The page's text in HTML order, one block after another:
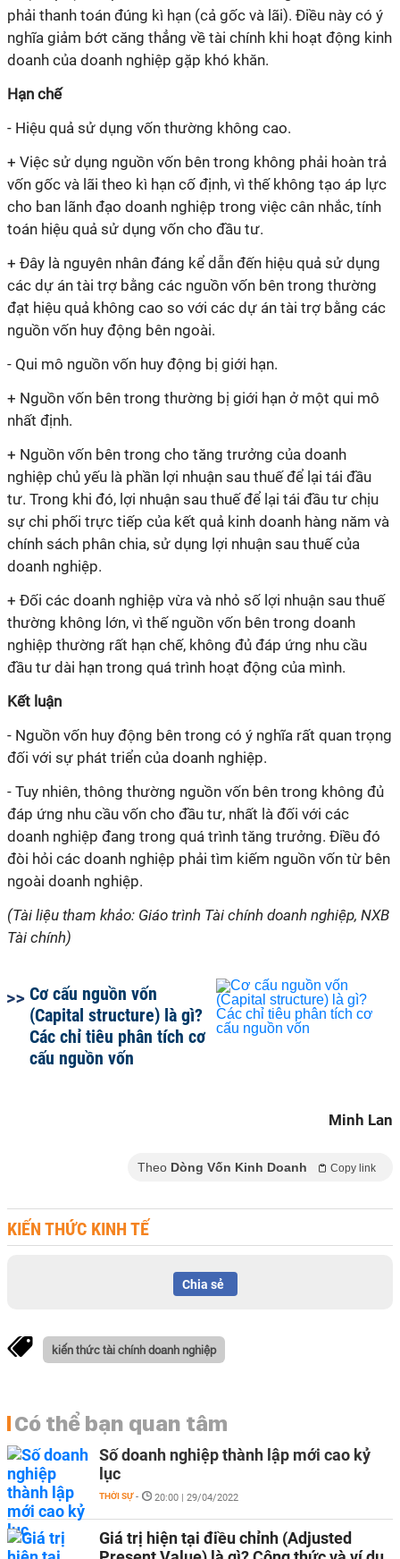
phải thanh toán đúng kì hạn (cả gốc và lãi). Điều này có ý
nghĩa giảm bớt căng thẳng về tài chính khi hoạt động kinh
doanh của doanh nghiệp gặp khó khăn.
Hạn chế
- Hiệu quả sử dụng vốn thường không cao.
+ Việc sử dụng nguồn vốn bên trong không phải hoàn trả
vốn gốc và lãi theo kì hạn cố định, vì thế không tạo áp lực
cho ban lãnh đạo doanh nghiệp trong việc cân nhắc, tính
toán hiệu quả sử dụng vốn cho đầu tư.
+ Đây là nguyên nhân đáng kể dẫn đến hiệu quả sử dụng
các dự án tài trợ bằng các nguồn vốn bên trong thường
đạt hiệu quả không cao so với các dự án tài trợ bằng các
nguồn vốn huy động bên ngoài.
- Qui mô nguồn vốn huy động bị giới hạn.
+ Nguồn vốn bên trong thường bị giới hạn ở một qui mô
nhất định.
+ Nguồn vốn bên trong cho tăng trưởng của doanh
nghiệp chủ yếu là phần lợi nhuận sau thuế để lại tái đầu
tư. Trong khi đó, lợi nhuận sau thuế để lại tái đầu tư chịu
sự chi phối trực tiếp của kết quả kinh doanh hàng năm và
chính sách phân chia, sử dụng lợi nhuận sau thuế của
doanh nghiệp.
+ Đối các doanh nghiệp vừa và nhỏ số lợi nhuận sau thuế
thường không lớn, vì thế nguồn vốn bên trong doanh
nghiệp thường rất hạn chế, không đủ đáp ứng nhu cầu
đầu tư dài hạn trong quá trình hoạt động của mình.
Kết luận
- Nguồn vốn huy động bên trong có ý nghĩa rất quan trọng
đối với sự phát triển của doanh nghiệp.
- Tuy nhiên, thông thường nguồn vốn bên trong không đủ
đáp ứng nhu cầu vốn cho đầu tư, nhất là đối với các
doanh nghiệp đang trong quá trình tăng trưởng. Điều đó
đòi hỏi các doanh nghiệp phải tìm kiếm nguồn vốn từ bên
ngoài doanh nghiệp.
(Tài liệu tham khảo: Giáo trình Tài chính doanh nghiệp, NXB
Tài chính)
Cơ cấu nguồn vốn
(Capital structure) là gì?
Các chỉ tiêu phân tích cơ
cấu nguồn vốn
Minh Lan
Theo Dòng Vốn Kinh Doanh Copy link
KIẾN THỨC KINH TẾ
Chia sẻ
kiến thức tài chính doanh nghiệp
Có thể bạn quan tâm
Số doanh nghiệp thành lập mới cao kỷ
lục
THỜI SỰ - 20:00 | 29/04/2022
Giá trị hiện tại điều chỉnh (Adjusted